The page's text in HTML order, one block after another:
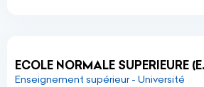
ECOLE NORMALE SUPERIEURE
Enseignement supérieur - Université